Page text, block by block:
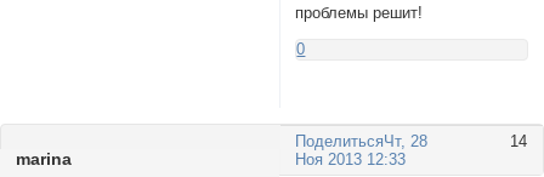
проблемы решит!
0
Поделиться 14
Чт, 28
Ноя 2013 12:33
marinа